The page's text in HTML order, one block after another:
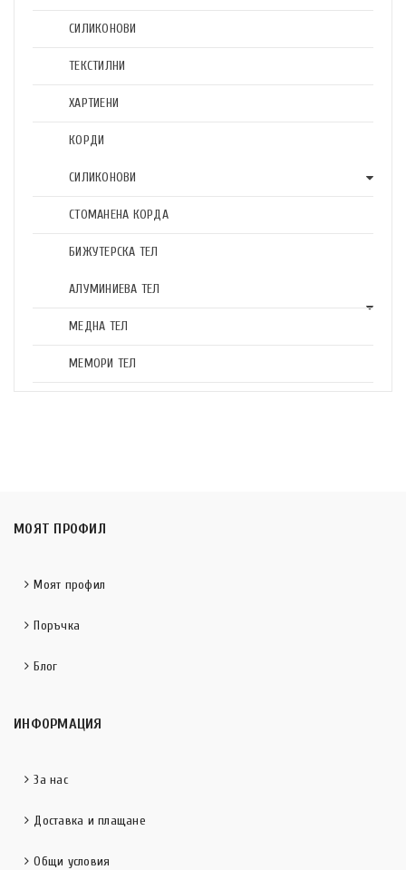
СИЛИКОНОВИ
ТЕКСТИЛНИ
ХАРТИЕНИ
КОРДИ
СИЛИКОНОВИ
СТОМАНЕНА КОРДА
БИЖУТЕРСКА ТЕЛ
АЛУМИНИЕВА ТЕЛ
МЕДНА ТЕЛ
МЕМОРИ ТЕЛ
МОЯТ ПРОФИЛ
Моят профил
Поръчка
Блог
ИНФОРМАЦИЯ
За нас
Доставка и плащане
Общи условия